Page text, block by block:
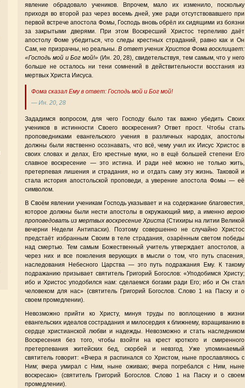
явление обрадовало учеников. Впрочем, мало их изменило, поскольку
приходя во второй раз через восемь дней, уже ради отсутствовавшего при
первой встрече апостола Фомы, Господь вновь обрёл их сидящими из боязни
за закрытыми дверями. При этом Воскресший Христос терпеливо даёт
апостолу Фоме убедиться, что следы крестных страданий, равно как и Он
Сам, не призрачны, но реальны. В ответ ученик Христов Фома восклицает:
«Господь мой и Бог мой!» (Ин. 20, 28), свидетельствуя, тем самым, что у него
больше не осталось ни тени сомнений в действительности восстания из
мертвых Христа Иисуса.
Фома сказал Ему в ответ: Господь мой и Бог мой!
— Ин. 20, 28
Зададимся вопросом, для чего Господу было так важно убедить Своих
учеников в истинности Своего воскресения? Ответ прост. Чтобы стать
проповедниками евангельского учения в различных народах, апостолы
должны были явственно осознавать, что всё, чему учил их Иисус Христос в
своих словах и делах, Его крестные муки, но в ещё большей степени Его
славное воскресение — это истина. И ради неё можно не только жить,
претерпевая лишения и страдания, но и отдать саму эту жизнь. Таковой и
стала история апостольской проповеди, а уверение апостола Фомы — её
символом.
В Своём явлении ученикам Господь указывает и на содержание благовестия,
которое должны были нести апостолы в окружающий мир, а именно верою
проповедовать из мертвых воскресение Христа (Стихиры на литии Великой
вечерни Недели Антипасхи). Поэтому совершенно не случайно Христос
предстаёт избранным Своим в теле страдания, озарённым светом победы
над смертью. Тем самым Божественный учитель утверждает апостолов, а
через них и все поколения верующих в мысли о том, что путь спасения,
наследования Небесного Царства — это путь подражания Ему. К такому
подражанию призывает святитель Григорий Богослов: «Уподобимся Христу;
ибо и Христос уподобился нам: сделаемся богами ради Его; ибо и Он стал
человеком для нас» (святитель Григорий Богослов. Слово 1 на Пасху и о
своем промедлении).
Невозможно прийти ко Христу, минуя труды по воплощению в жизни
евангельских идеалов сострадания и милосердия к ближнему, взращиванию в
сердце христианской любви и надежды. Невозможно и стать наследником
Воскресения без того, чтобы взойти на крест кроткого и смиренного
претерпевания житейских бед, скорбей и невзгод. Уже упоминаемый
святитель говорит: «Вчера я распинался со Христом, ныне прославляюсь с
Ним; вчера умирал с Ним, ныне оживаю; вчера погребался с Ним, ныне
воскресаю» (святитель Григорий Богослов. Слово 1 на Пасху и о своем
промедлении).